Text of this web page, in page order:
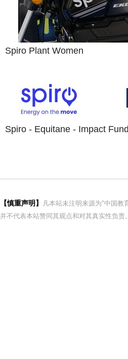
Spiro Plant Women
Spiro - Equitane - Impact
【慎重声明】
凡本站未注明来源为"中国教
并不代表本站赞同其观点和对其真实性负